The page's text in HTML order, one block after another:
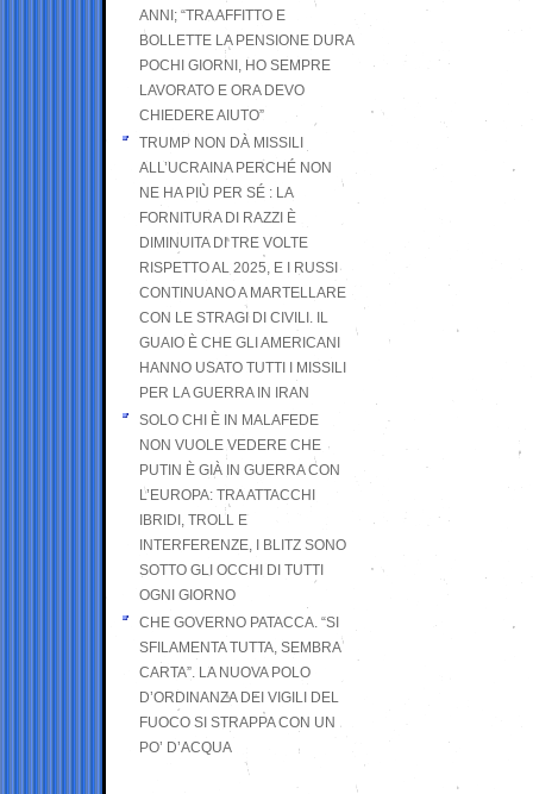
ANNI; “TRA AFFITTO E
BOLLETTE LA PENSIONE DURA
POCHI GIORNI, HO SEMPRE
LAVORATO E ORA DEVO
CHIEDERE AIUTO”
TRUMP NON DÀ MISSILI
ALL’UCRAINA PERCHÉ NON
NE HA PIÙ PER SÉ : LA
FORNITURA DI RAZZI È
DIMINUITA DI TRE VOLTE
RISPETTO AL 2025, E I RUSSI
CONTINUANO A MARTELLARE
CON LE STRAGI DI CIVILI. IL
GUAIO È CHE GLI AMERICANI
HANNO USATO TUTTI I MISSILI
PER LA GUERRA IN IRAN
SOLO CHI È IN MALAFEDE
NON VUOLE VEDERE CHE
PUTIN È GIÀ IN GUERRA CON
L’EUROPA: TRA ATTACCHI
IBRIDI, TROLL E
INTERFERENZE, I BLITZ SONO
SOTTO GLI OCCHI DI TUTTI
OGNI GIORNO
CHE GOVERNO PATACCA. “SI
SFILAMENTA TUTTA, SEMBRA
CARTA”. LA NUOVA POLO
D’ORDINANZA DEI VIGILI DEL
FUOCO SI STRAPPA CON UN
PO’ D’ACQUA